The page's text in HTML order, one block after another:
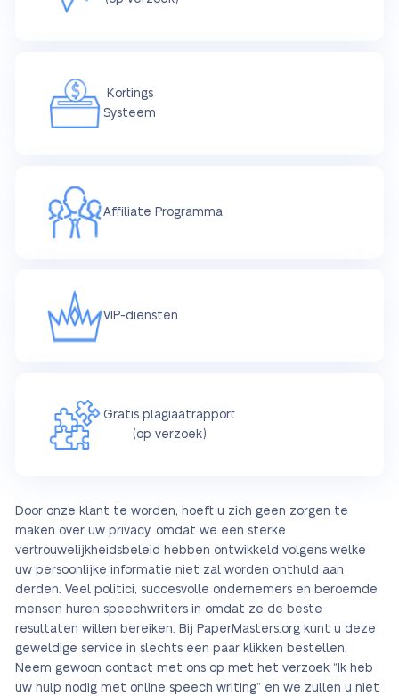
Kortings
Systeem
Affiliate Programma
VIP-diensten
Gratis plagiaatrapport
(op verzoek)
Door onze klant te worden, hoeft u zich geen zorgen te
maken over uw privacy, omdat we een sterke
vertrouwelijkheidsbeleid hebben ontwikkeld volgens welke
uw persoonlijke informatie niet zal worden onthuld aan
derden. Veel politici, succesvolle ondernemers en beroemde
mensen huren speechwriters in omdat ze de beste
resultaten willen bereiken. Bij PaperMasters.org kunt u deze
geweldige service in slechts een paar klikken bestellen.
Neem gewoon contact met ons op met het verzoek “Ik heb
uw hulp nodig met online speech writing” en we zullen u niet